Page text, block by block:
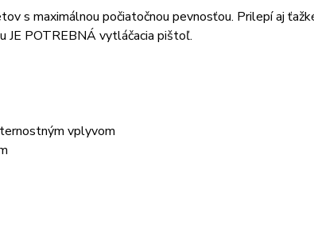
s maximálnou počiatočnou pevnosťou. Prilepí aj
JE POTREBNÁ vytláčacia pištoľ.
vplyvom